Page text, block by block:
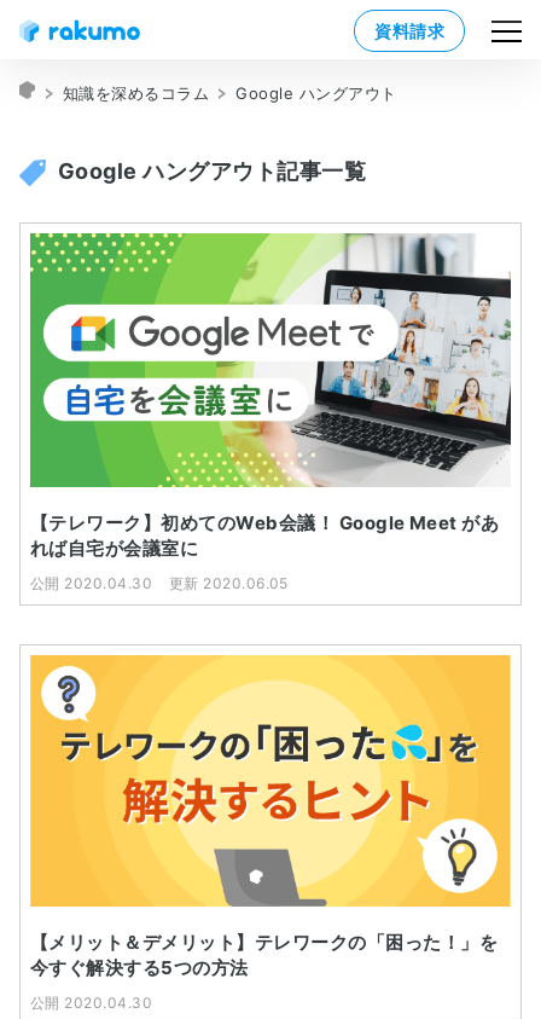
資料請求
知識を深めるコラム Google ハングアウト
Google ハングアウト記事一覧
【テレワーク】初めてのWeb会議！ Google Meet があ
れば自宅が会議室に
公開 2020.04.30 更新 2020.06.05
【メリット＆デメリット】テレワークの「困った！」を
今すぐ解決する5つの方法
公開 2020.04.30